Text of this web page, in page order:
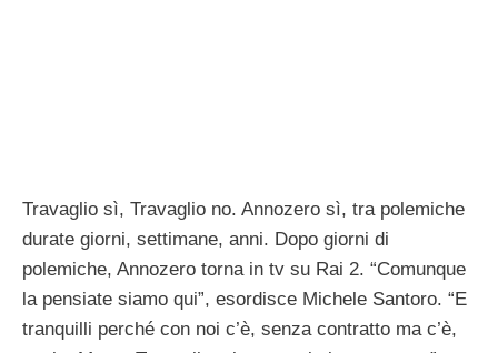
Travaglio sì, Travaglio no. Annozero sì, tra polemiche
durate giorni, settimane, anni. Dopo giorni di
polemiche, Annozero torna in tv su Rai 2. “Comunque
la pensiate siamo qui”, esordisce Michele Santoro. “E
tranquilli perché con noi c’è, senza contratto ma c’è,